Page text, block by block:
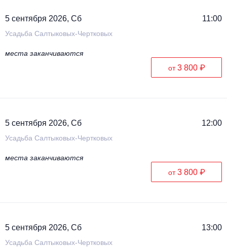
5 сентября 2026, Сб 11:00
Усадьба Салтыковых-Чертковых
места заканчиваются
от3 800 ₽
5 сентября 2026, Сб 12:00
Усадьба Салтыковых-Чертковых
места заканчиваются
от3 800 ₽
5 сентября 2026, Сб 13:00
Усадьба Салтыковых-Чертковых